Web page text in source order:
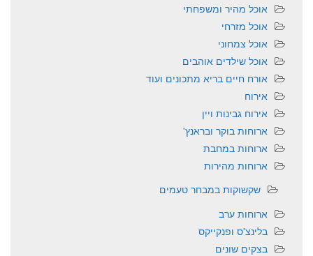
אוכל מהיר ומשפחתי
אוכל מזרחי
אוכל צמחוני
אוכל שילדים אוהבים
אורח חיים בריא מתכונים ועוד
אירוח
אירוח גבינות ויין
ארוחות בוקר ובראנץ'
ארוחות במחבת
ארוחות מהירות
שקשוקות במבחר טעמים
ארוחות ערב
בלינצ'ס ופנקייקס
בצקים שונים